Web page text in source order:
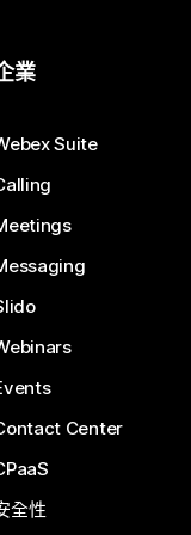
業
Suite
Center
全性